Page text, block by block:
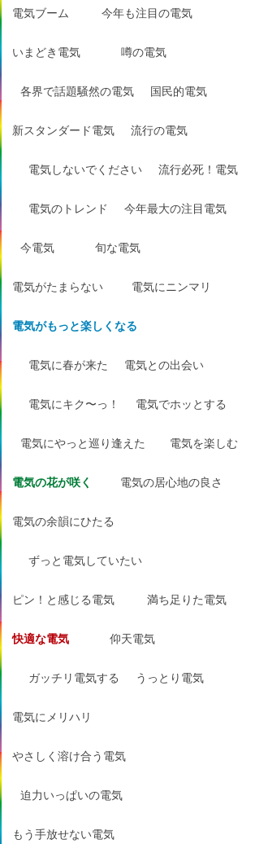
電気ブーム 今年も注目の電気
いまどき電気 噂の電気
各界で話題騒然の電気 国民的電気
新スタンダード電気 流行の電気
電気しないでください 流行必死！電気
電気のトレンド 今年最大の注目電気
今電気 旬な電気
電気がたまらない 電気にニンマリ
電気がもっと楽しくなる
電気に春が来た 電気との出会い
電気にキク〜っ！ 電気でホッとする
電気にやっと巡り逢えた 電気を楽しむ
電気の花が咲く 電気の居心地の良さ
電気の余韻にひたる
ずっと電気していたい
ピン！と感じる電気 満ち足りた電気
快適な電気 仰天電気
ガッチリ電気する うっとり電気
電気にメリハリ
やさしく溶け合う電気
迫力いっぱいの電気
もう手放せない電気